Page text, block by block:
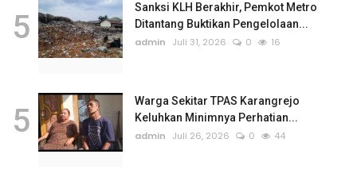
5
Sanksi KLH Berakhir, Pemkot Metro
Ditantang Buktikan Pengelolaan...
admin
Juli 31, 2026 0 16
5
Warga Sekitar TPAS Karangrejo
Keluhkan Minimnya Perhatian...
admin
Juli 26, 2026 0 44